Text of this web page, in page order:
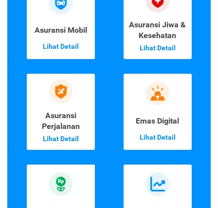
Asuransi Mobil
Lihat Detail
Asuransi Jiwa &
Kesehatan
Lihat Detail
Asuransi
Perjalanan
Lihat Detail
Emas Digital
Lihat Detail